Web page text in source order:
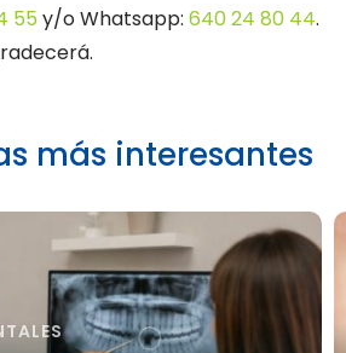
55 y/o Whatsapp: 640 24 80 44.
más interesantes